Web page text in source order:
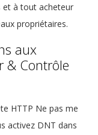
et à tout acheteur
propriétaires.
aux
& Contrôle
HTTP Ne pas me
activez DNT dans